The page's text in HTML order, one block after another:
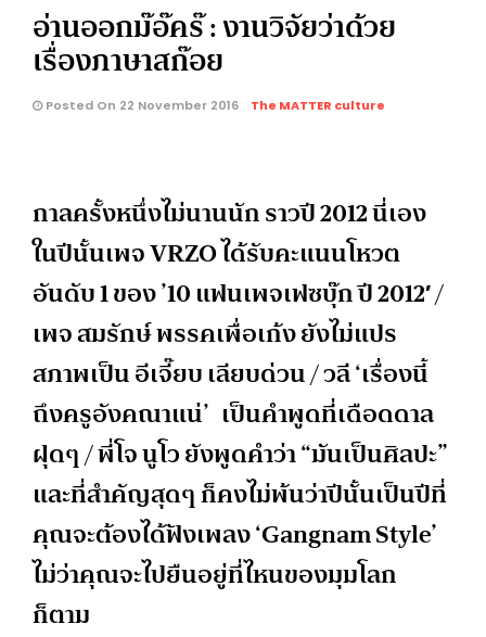
อ่านออกม๊อ๊คร๊ : งานวิจัยว่าด้วย
เรื่องภาษาสก๊อย
Posted On 22 November 2016 The MATTER culture
กาลครั้งหนึ่งไม่นานนัก ราวปี 2012 นี่เอง
ในปีนั้นเพจ VRZO ได้รับคะแนนโหวต
อันดับ 1 ของ ’10 แฟนเพจเฟซบุ๊ก ปี 2012′ /
เพจ สมรักษ์ พรรคเพื่อเก้ง ยังไม่แปร
สภาพเป็น อีเจี๊ยบ เลียบด่วน / วลี ‘เรื่องนี้
ถึงครูอังคณาแน่’ เป็นคำพูดที่เดือดดาล
ฝุดๆ / พี่โจ นูโว ยังพูดคำว่า “มันเป็นศิลปะ”
และที่สำคัญสุดๆ ก็คงไม่พ้นว่าปีนั้นเป็นปีที่
คุณจะต้องได้ฟังเพลง ‘Gangnam Style’
ไม่ว่าคุณจะไปยืนอยู่ที่ไหนของมุมโลก
ก็ตาม